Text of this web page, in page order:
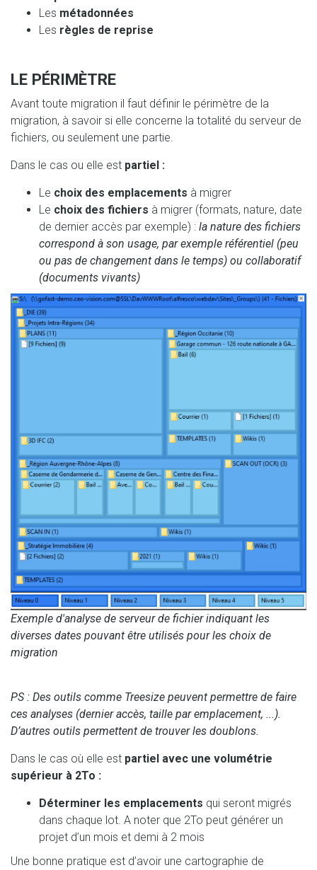
Les métadonnées
Les règles de reprise
LE PÉRIMÈTRE
Avant toute migration il faut définir le périmètre de la
migration, à savoir si elle concerne la totalité du serveur de
fichiers, ou seulement une partie.
Dans le cas ou elle est partiel :
Le choix des emplacements à migrer
Le choix des fichiers à migrer (formats, nature, date
de dernier accès par exemple) : la nature des fichiers
correspond à son usage, par exemple référentiel (peu
ou pas de changement dans le temps) ou collaboratif
(documents vivants)
Exemple d'analyse de serveur de fichier indiquant les
diverses dates pouvant être utilisés pour les choix de
migration
PS : Des outils comme Treesize peuvent permettre de faire
ces analyses (dernier accès, taille par emplacement, ...).
D’autres outils permettent de trouver les doublons.
Dans le cas où elle est partiel avec une volumétrie
supérieur à 2To :
Déterminer les emplacements qui seront migrés
dans chaque lot. A noter que 2To peut générer un
projet d’un mois et demi à 2 mois
Une bonne pratique est d’avoir une cartographie de